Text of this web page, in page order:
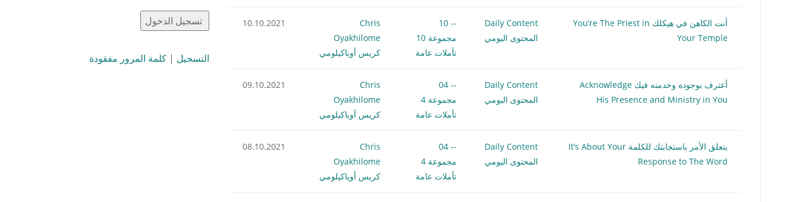
أنت الكاهن في هيكلك You’re The Priest in
Your Temple
Daily Content
المحتوى اليومي
-- 10
مجموعة 10
تأملات عامة
Chris
Oyakhilome
كريس أوياكيلومي
10.10.2021
أعترف بوجوده وخدمته فيك Acknowledge
His Presence and Ministry in You
Daily Content
المحتوى اليومي
-- 04
مجموعة 4
تأملات عامة
Chris
Oyakhilome
كريس أوياكيلومي
09.10.2021
يتعلق الأمر باستجابتك للكلمة It’s About Your
Response to The Word
Daily Content
المحتوى اليومي
-- 04
مجموعة 4
تأملات عامة
Chris
Oyakhilome
كريس أوياكيلومي
08.10.2021
التسجيل | كلمة المرور مفقودة